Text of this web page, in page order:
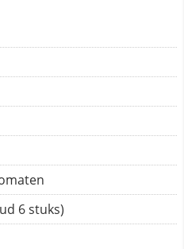
6 stuks)